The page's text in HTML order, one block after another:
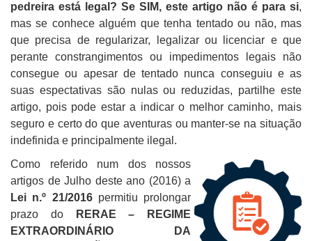
pedreira está legal? Se SIM, este artigo não é para si,
mas se conhece alguém que tenha tentado ou não, mas
que precisa de regularizar, legalizar ou licenciar e que
perante constrangimentos ou impedimentos legais não
consegue ou apesar de tentado nunca conseguiu e as
suas espectativas são nulas ou reduzidas, partilhe este
artigo, pois pode estar a indicar o melhor caminho, mais
seguro e certo do que aventuras ou manter-se na situação
indefinida e principalmente ilegal.
Como referido num dos nossos
artigos de Julho deste ano (2016) a
Lei n.º 21/2016permitiu prolongar
prazo do
RERAE – REGIME
EXTRAORDINÁRIO DA